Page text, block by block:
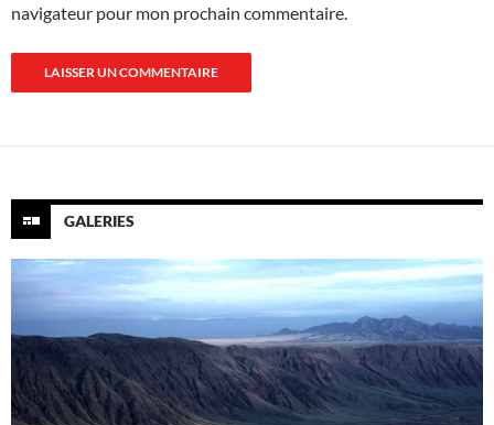
navigateur pour mon prochain commentaire.
GALERIES